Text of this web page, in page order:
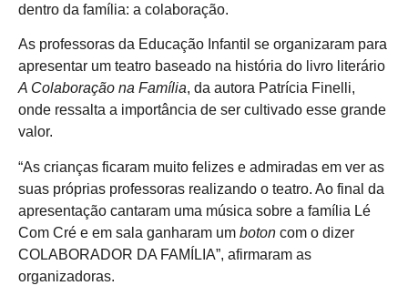
dentro da família: a colaboração.
As professoras da Educação Infantil se organizaram para
apresentar um teatro baseado na história do livro literário
A Colaboração na Família, da autora Patrícia Finelli,
onde ressalta a importância de ser cultivado esse grande
valor.
“As crianças ficaram muito felizes e admiradas em ver as
suas próprias professoras realizando o teatro. Ao final da
apresentação cantaram uma música sobre a família Lé
Com Cré e em sala ganharam um boton com o dizer
COLABORADOR DA FAMÍLIA”, afirmaram as
organizadoras.